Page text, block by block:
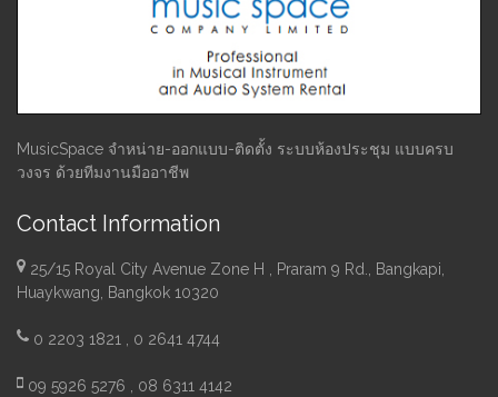
MusicSpace จำหน่าย-ออกแบบ-ติดตั้ง ระบบห้องประชุม แบบครบ
วงจร ด้วยทีมงานมืออาชีพ
Contact Information
25/15 Royal City Avenue Zone H , Praram 9 Rd., Bangkapi,
Huaykwang, Bangkok 10320
0 2203 1821 , 0 2641 4744
09 5926 5276 , 08 6311 4142